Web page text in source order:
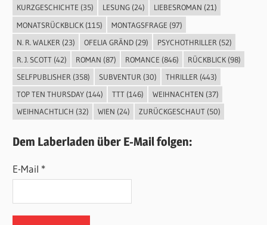
KURZGESCHICHTE (35) LESUNG(24) LIEBESROMAN (21)
MONATSRÜCKBLICK(115) MONTAGSFRAGE (97)
N. R. WALKER (23) OFELIA GRÄND(29) PSYCHOTHRILLER (52)
R. J. SCOTT(42) ROMAN (87) ROMANCE (846) RÜCKBLICK(98)
SELFPUBLISHER (358) SUBVENTUR (30) THRILLER (443)
TOP TEN THURSDAY(144) TTT(146) WEIHNACHTEN (37)
WEIHNACHTLICH (32) WIEN (24) ZURÜCKGESCHAUT(50)
Dem Laberladen über E-Mail folgen:
E-Mail *